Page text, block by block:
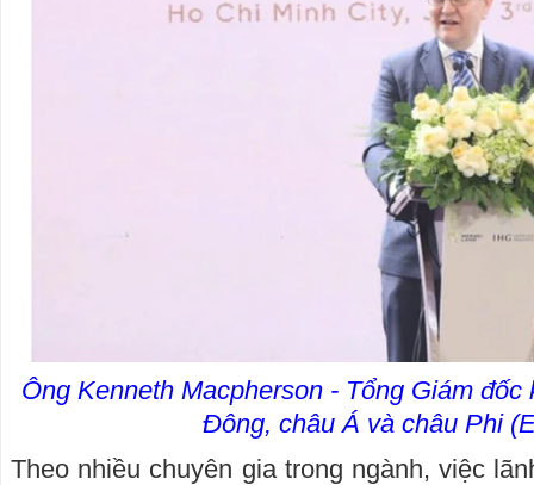
Ông Kenneth Macpherson - Tổng Giám
Đông, châu Á và châu Phi
Theo nhiều chuyên gia trong ngành, việc